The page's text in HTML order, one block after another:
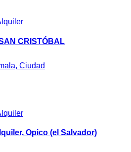
CRISTÓBAL
Ciudad
Opico (el Salvador)